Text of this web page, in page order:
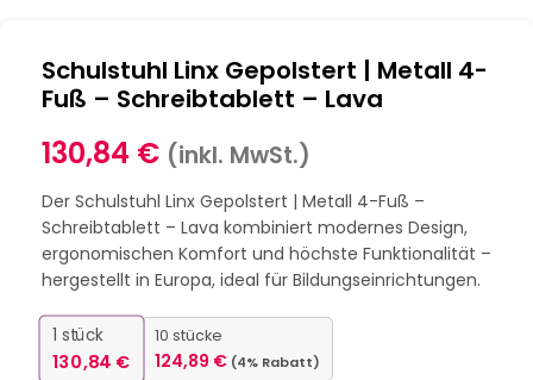
Schulstuhl Linx Gepolstert | Metall 4-
Fuß – Schreibtablett – Lava
130,84 € (inkl. MwSt.)
Der Schulstuhl Linx Gepolstert | Metall 4-Fuß –
Schreibtablett – Lava kombiniert modernes Design,
ergonomischen Komfort und höchste Funktionalität –
hergestellt in Europa, ideal für Bildungseinrichtungen.
1 stück
130,84 €
10 stücke
124,89 € (4% Rabatt)